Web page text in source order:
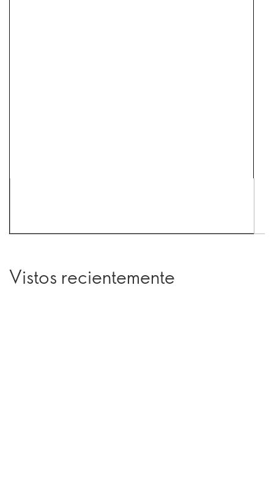
Vistos recientemente